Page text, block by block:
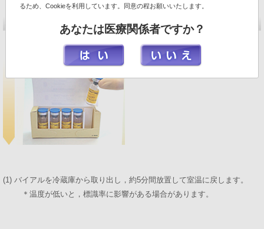
※前項の注意事項を先にお読みください。
＊本写真は全てサンプルです。
(1) バイアルを冷蔵庫から取り出し，約5分間放置して室温に戻します。
＊温度が低いと，標識率に影響がある場合があります。
るため、Cookieを利用しています。同意の程お願いいたします。
あなたは医療関係者ですか？